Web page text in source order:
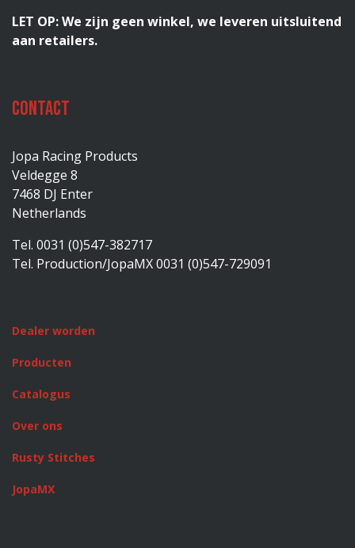
LET OP: We zijn geen winkel, we leveren uitsluitend
aan retailers.
Contact
Jopa Racing Products
Veldegge 8
7468 DJ Enter
Netherlands
Tel. 0031 (0)547-382717
Tel. Production/JopaMX 0031 (0)547-729091
Dealer worden
Producten
Catalogus
Over ons
Rusty Stitches
JopaMX